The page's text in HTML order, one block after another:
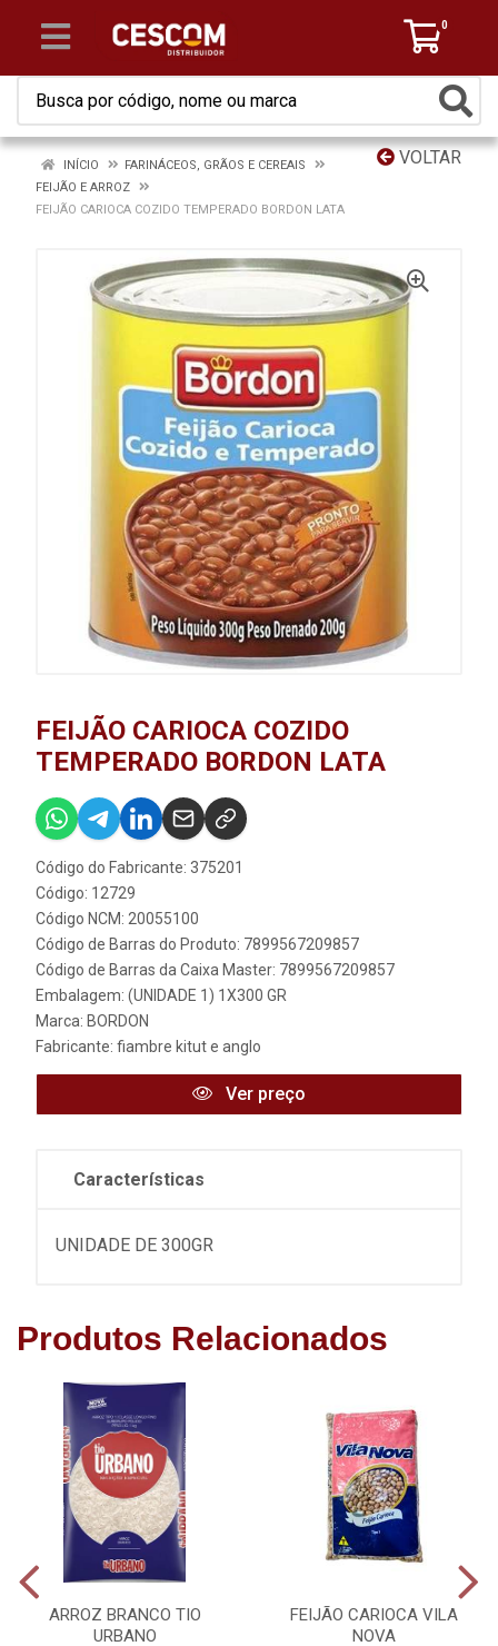
0
VOLTAR
INÍCIO
FARINÁCEOS, GRÃOS E CEREAIS
FEIJÃO E ARROZ
FEIJÃO CARIOCA COZIDO TEMPERADO BORDON LATA
FEIJÃO CARIOCA COZIDO
TEMPERADO BORDON LATA
Código do Fabricante: 375201
Código: 12729
Código NCM: 20055100
Código de Barras do Produto: 7899567209857
Código de Barras da Caixa Master: 7899567209857
Embalagem: (UNIDADE 1) 1X300 GR
Marca: BORDON
Fabricante: fiambre kitut e anglo
Ver preço
Características
UNIDADE DE 300GR
Produtos Relacionados
ARROZ BRANCO TIO
URBANO
FEIJÃO CARIOCA VILA
NOVA